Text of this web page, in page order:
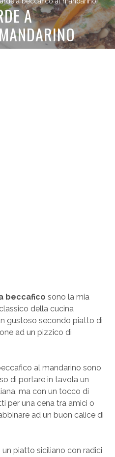
A
beccafico sono la mia
della cucina
gustoso secondo piatto di
ad un pizzico di
al mandarino sono
di portare in tavola un
ma con un tocco di
per una cena tra amici o
ad un buon calice di
piatto siciliano con radici